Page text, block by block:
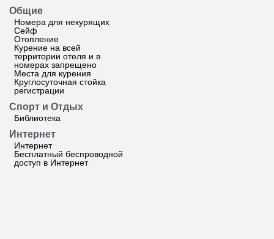
Общие
Номера для некурящих
Сейф
Отопление
Курение на всей
территории отеля и в
номерах запрещено
Места для курения
Круглосуточная стойка
регистрации
Спорт и Отдых
Библиотека
Интернет
Интернет
Бесплатный беспроводной
доступ в Интернет